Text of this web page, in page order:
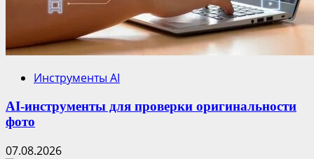
Инструменты AI
AI-инструменты для проверки оригинальности
фото
07.08.2026